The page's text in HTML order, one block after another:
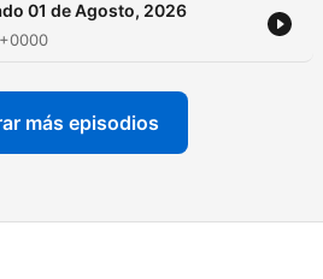
01 de Agosto, 2026
más episodios